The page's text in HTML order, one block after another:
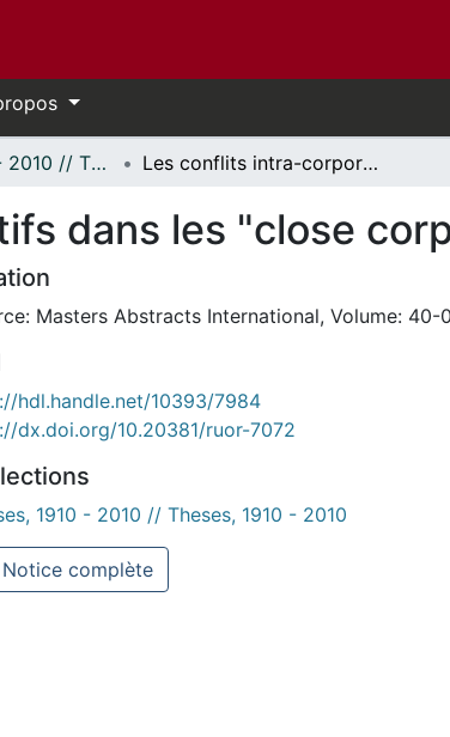
Thèses, 1910 - 2010 // Theses, 1910 - 2010 Les conflits intra-corporatifs dans les "close corporations".
dans les "close
Masters Abstracts International, Volume: 40-
hdl.handle.net/10393/7984
dx.doi.org/10.20381/ruor-7072
1910 - 2010 // Theses, 1910 - 2010
Notice complète